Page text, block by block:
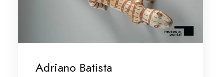
Adriano Batista